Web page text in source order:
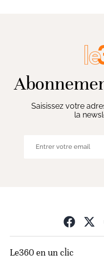
Saisissez votre
la
Le360 en un clic